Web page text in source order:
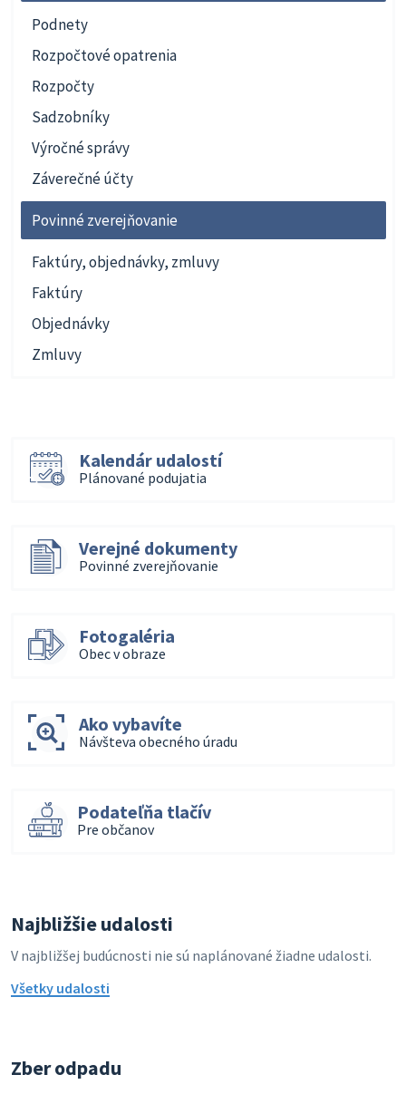
Podnety
Rozpočtové opatrenia
Rozpočty
Sadzobníky
Výročné správy
Záverečné účty
Povinné zverejňovanie
Faktúry, objednávky, zmluvy
Faktúry
Objednávky
Zmluvy
Kalendár udalostí
Plánované podujatia
Verejné dokumenty
Povinné zverejňovanie
Fotogaléria
Obec v obraze
Ako vybavíte
Návšteva obecného úradu
Podateľňa tlačív
Pre občanov
Najbližšie udalosti
V najbližšej budúcnosti nie sú naplánované žiadne udalosti.
Všetky udalosti
Zber odpadu